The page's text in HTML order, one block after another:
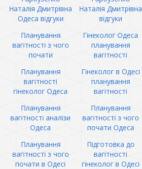
Наталія Дмитрівна
Одеса відгуки
Наталія Дмитрівна
відгуки
Планування
вагітності з чого
почати
Гінеколог Одеса
планування
вагітності
Планування
вагітності
гінеколог Одеса
Гінеколог в Одесі
планування
вагітності
Планування
вагітності аналізи
Одеса
Планування
вагітності з чого
почати Одеса
Планування
вагітності з чого
почати в Одесі
Підготовка до
вагітності
гінеколог в Одесі